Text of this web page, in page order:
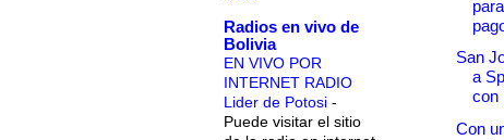
Radios en vivo de
Bolivia
EN VIVO POR
INTERNET RADIO
Lider de Potosi -
Puede visitar el sitio
San
a
con
Con